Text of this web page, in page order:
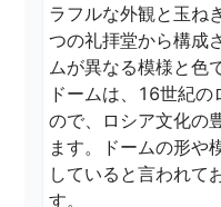
ラフルな外観と玉ね
つの礼拝堂から構成
ムが異なる模様と色
ドームは、16世紀
ので、ロシア文化の
ます。ドームの形や
していると言われて
す。